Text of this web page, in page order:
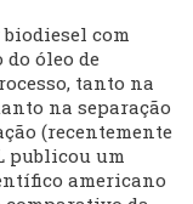
com
do óleo de
tanto na
na separação
(recentemente
publicou um
americano